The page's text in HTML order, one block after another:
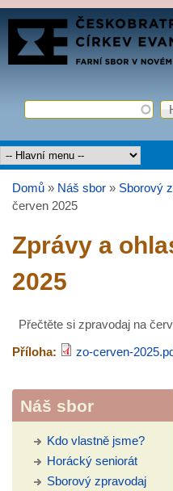
Přejít k
FARNÍ
SBOR
Vyhledávání
Hledat
Hlavní menu
Jste zde
Domů » Náš sbor » Sborový
červen 2025
Zprávy a
2025
Přečtěte si zpravodaj na
Příloha:
zo-cerven-
Náš sbor
Kdo vlastně jsme?
Horácký seniorát
Sborový zpravodaj